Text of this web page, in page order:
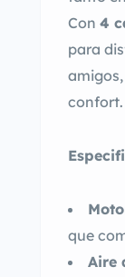
Con 4
para
confort.
que
Aire